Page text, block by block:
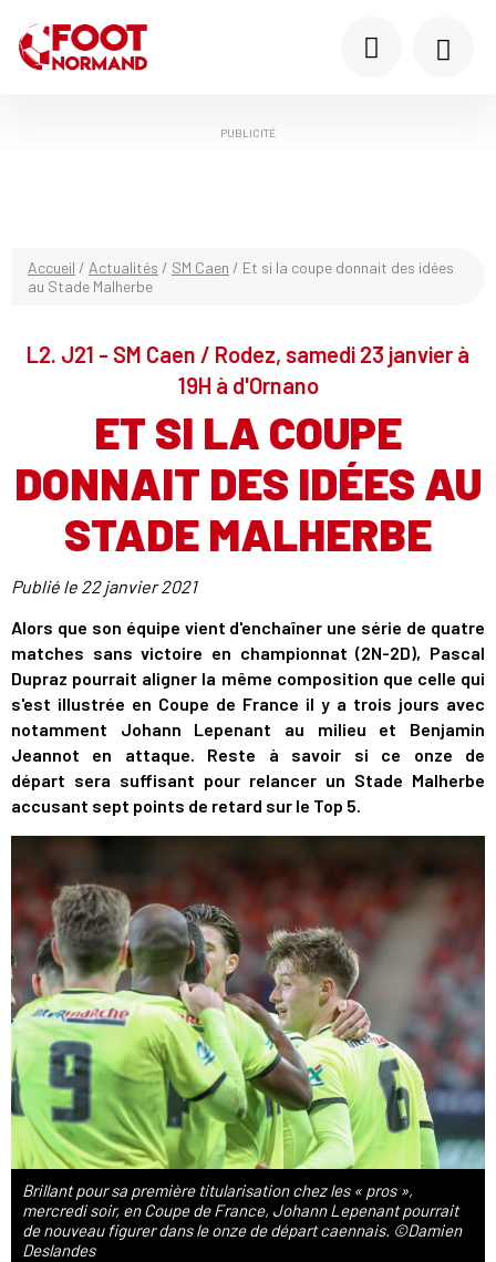
PUBLICITÉ
Accueil / Actualités / SM Caen / Et si la coupe donnait des idées
au Stade Malherbe
L2. J21 - SM Caen / Rodez, samedi 23 janvier à
19H à d'Ornano
ET SI LA COUPE
DONNAIT DES IDÉES AU
STADE MALHERBE
Publié le 22 janvier 2021
Alors que son équipe vient d'enchaîner une série de quatre
matches sans victoire en championnat (2N-2D), Pascal
Dupraz pourrait aligner la même composition que celle qui
s'est illustrée en Coupe de France il y a trois jours avec
notamment Johann Lepenant au milieu et Benjamin
Jeannot en attaque. Reste à savoir si ce onze de
départ sera suffisant pour relancer un Stade Malherbe
accusant sept points de retard sur le Top 5.
Brillant pour sa première titularisation chez les « pros »,
mercredi soir, en Coupe de France, Johann Lepenant pourrait
de nouveau figurer dans le onze de départ caennais. ©Damien
Deslandes